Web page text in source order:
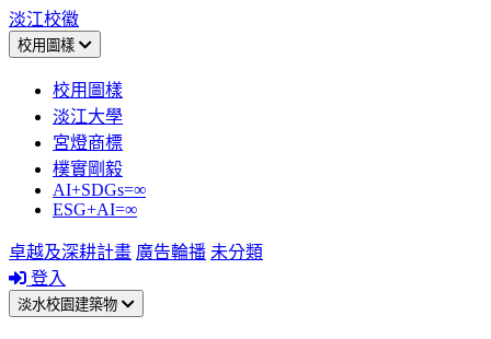
淡江校徽
校用圖樣
校用圖樣
淡江大學
宮燈商標
樸實剛毅
AI+SDGs=∞
ESG+AI=∞
卓越及深耕計畫 廣告輪播 未分類
登入
淡水校園建築物